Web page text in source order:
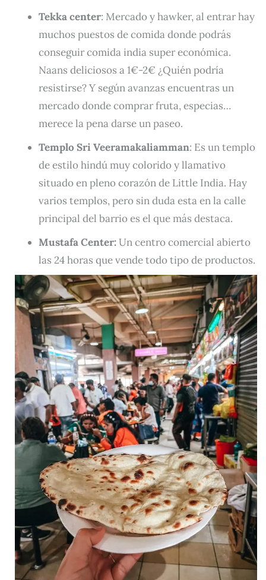
Tekka center: Mercado y hawker, al entrar hay
muchos puestos de comida donde podrás
conseguir comida india super económica.
Naans deliciosos a 1€-2€ ¿Quién podría
resistirse? Y según avanzas encuentras un
mercado donde comprar fruta, especias…
merece la pena darse un paseo.
Templo Sri Veeramakaliamman: Es un templo
de estilo hindú muy colorido y llamativo
situado en pleno corazón de Little India. Hay
varios templos, pero sin duda esta en la calle
principal del barrio es el que más destaca.
Mustafa Center:Un centro comercial abierto
las 24 horas que vende todo tipo de productos.